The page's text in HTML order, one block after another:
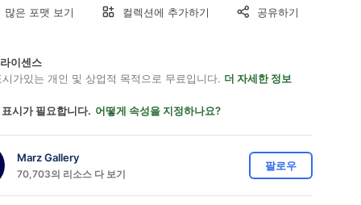
많은 포맷 보기 컬렉션에 추가하기 공유하기
이센스
가있는 개인 및 상업적 목적으로 무료입니다. 더 자세한 정보
시가 필요합니다. 어떻게 속성을 지정하나요?
Marz Gallery
70,703의 리소스 다 보기
팔로우